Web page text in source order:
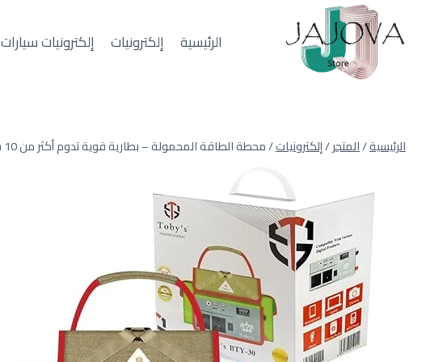
المحتوى
الرئيسية إلكترونيات إلكترونيات سيارات
الرئيسية/المتجر/إلكترونيات/محطة الطاقة المحمولة – بطارية قوية تدوم أكثر من 10 ساعات